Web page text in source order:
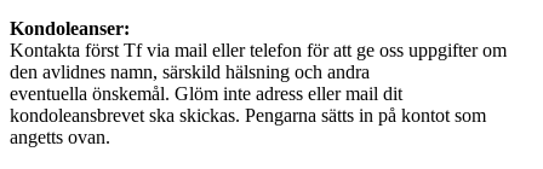
Kondoleanser:
Kontakta först Tf via mail eller telefon för att ge oss uppgifter om
den avlidnes namn, särskild hälsning och andra
eventuella önskemål. Glöm inte adress eller mail dit
kondoleansbrevet ska skickas. Pengarna sätts in på kontot som
angetts ovan.